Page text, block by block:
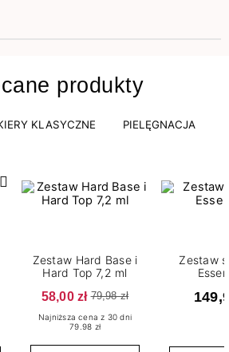
produkty
KLASYCZNE PIELĘGNACJA
Zestaw Hard Base i
Hard Top 7,2 ml
58,00 zł 79,98 zł
Najniższa cena z 30 dni
79.98 zł
Zestaw